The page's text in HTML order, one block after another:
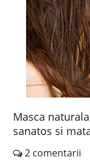
Masca
sanatos si
2 comentarii